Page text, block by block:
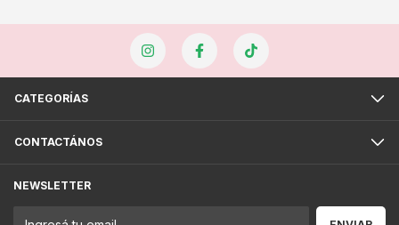
CATEGORÍAS
CONTACTÁNOS
NEWSLETTER